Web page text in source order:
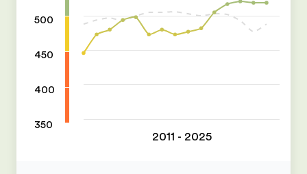
500
450
400
350
2011 - 2025